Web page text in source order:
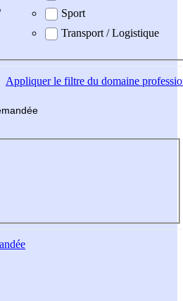
Sport
Transport / Logistique
Appliquerle filtre du domaine